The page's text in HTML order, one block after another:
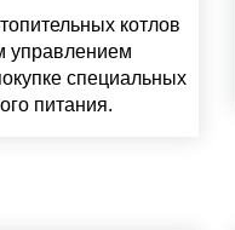
котлов
управлением
специальных
питания.